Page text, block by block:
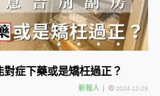
症下藥或是矯枉過正？
新報人 2024-12-29